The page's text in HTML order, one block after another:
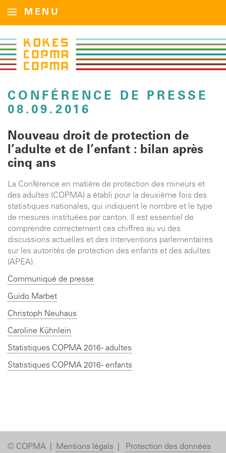
MENU
CONFÉRENCE DE PRESSE
08.09.2016
Nouveau droit de protection de
l’adulte et de l’enfant : bilan après
cinq ans
La Conférence en matière de protection des mineurs et
des adultes (COPMA) a établi pour la deuxième fois des
statistiques nationales, qui indiquent le nombre et le type
de mesures instituées par canton. Il est essentiel de
comprendre correctement ces chiffres au vu des
discussions actuelles et des interventions parlementaires
sur les autorités de protection des enfants et des adultes
(APEA).
Communiqué de presse
Guido Marbet
Christoph Neuhaus
Caroline Kühnlein
Statistiques COPMA 2016 - adultes
Statistiques COPMA 2016 - enfants
© COPMA | Mentions légals Protection des données